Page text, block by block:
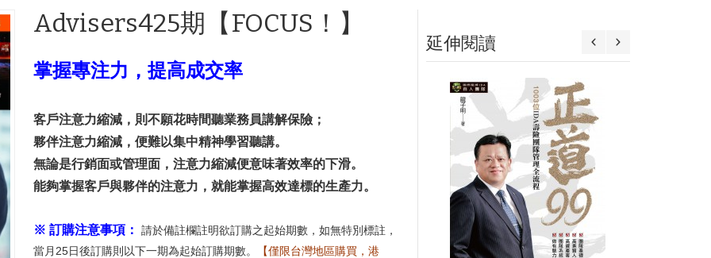
Advisers425期【FOCUS！】
掌握專注力，提高成交率
客戶注意力縮減，則不願花時間聽業務員講解保險；
夥伴注意力縮減，便難以集中精神學習聽講。
無論是行銷面或管理面，注意力縮減便意味著效率的下滑。
能夠掌握客戶與夥伴的注意力，就能掌握高效達標的生產力。
※ 訂購注意事項：
請於備註欄註明欲訂購之起始期數，如無特別標註，
當月25日後訂購則以下一期為起始訂購期數。
【僅限台灣地區購買，港
延伸閱讀